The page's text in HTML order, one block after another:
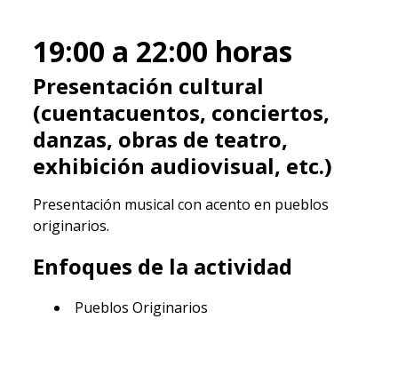
19:00 a 22:00 horas
Presentación cultural
(cuentacuentos, conciertos,
danzas, obras de teatro,
exhibición audiovisual, etc.)
Presentación musical con acento en pueblos
originarios.
Enfoques de la actividad
Pueblos Originarios